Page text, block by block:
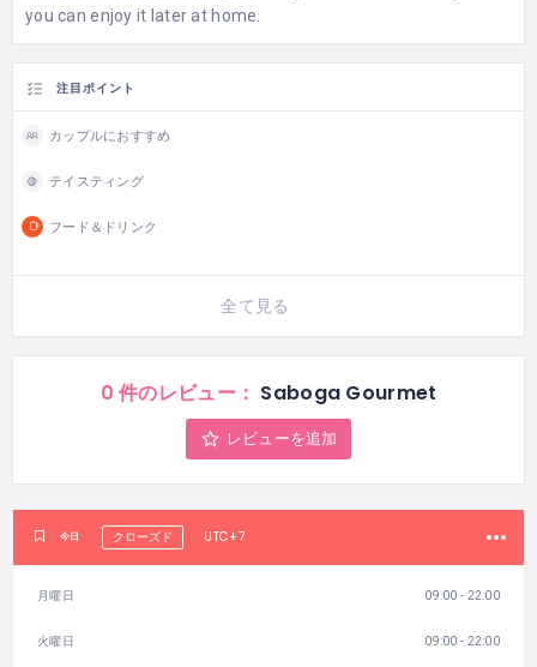
you can enjoy it later at home.
注目ポイント
カップルにおすすめ
テイスティング
フード＆ドリンク
全て見る
0 件のレビュー： Saboga Gourmet
レビューを追加
今日 クローズド UTC+7
月曜日 09:00 - 22:00
火曜日 09:00 - 22:00